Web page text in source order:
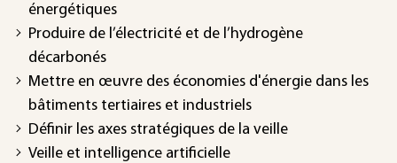
énergétiques
Produire de l’électricité et de l’hydrogène
décarbonés
Mettre en œuvre des économies d'énergie dans les
bâtiments tertiaires et industriels
Définir les axes stratégiques de la veille
Veille et intelligence artificielle